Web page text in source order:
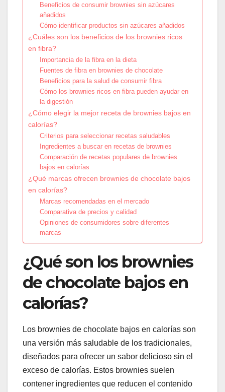
Beneficios de consumir brownies sin azúcares
añadidos
Cómo identificar productos sin azúcares añadidos
¿Cuáles son los beneficios de los brownies ricos
en fibra?
Importancia de la fibra en la dieta
Fuentes de fibra en brownies de chocolate
Beneficios para la salud de consumir fibra
Cómo los brownies ricos en fibra pueden ayudar en
la digestión
¿Cómo elegir la mejor receta de brownies bajos en
calorías?
Criterios para seleccionar recetas saludables
Ingredientes a buscar en recetas de brownies
Comparación de recetas populares de brownies
bajos en calorías
¿Qué marcas ofrecen brownies de chocolate bajos
en calorías?
Marcas recomendadas en el mercado
Comparativa de precios y calidad
Opiniones de consumidores sobre diferentes
marcas
¿Qué son los brownies
de chocolate bajos en
calorías?
Los brownies de chocolate bajos en calorías son
una versión más saludable de los tradicionales,
diseñados para ofrecer un sabor delicioso sin el
exceso de calorías. Estos brownies suelen
contener ingredientes que reducen el contenido